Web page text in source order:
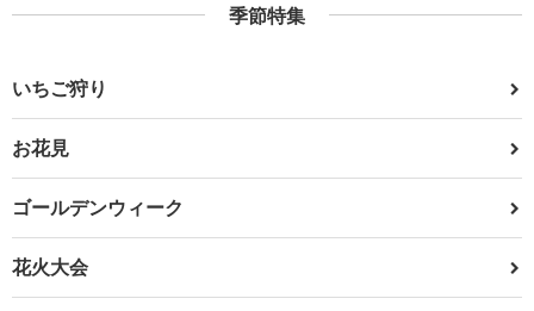
季節特集
いちご狩り
お花見
ゴールデンウィーク
花火大会